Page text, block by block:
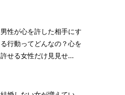
男性が心を許した相手にす
る行動ってどんなの？心を
許せる女性だけ見見せ...